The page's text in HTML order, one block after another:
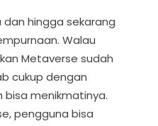
hingga sekarang
Walau
Metaverse sudah
cukup dengan
bisa menikmatinya.
pengguna bisa